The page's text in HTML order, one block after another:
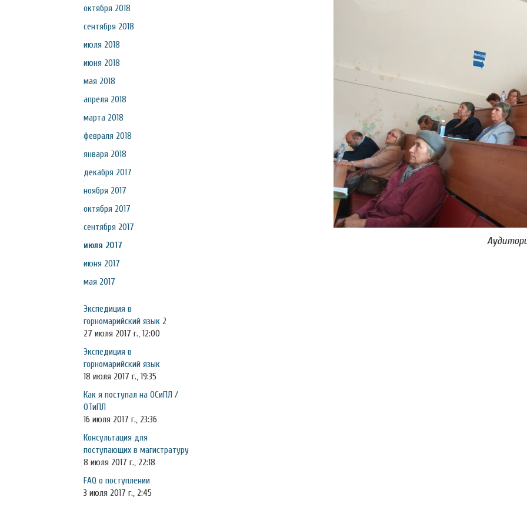
октября 2018
сентября 2018
июля 2018
июня 2018
мая 2018
апреля 2018
марта 2018
февраля 2018
января 2018
декабря 2017
ноября 2017
октября 2017
сентября 2017
июля 2017
июня 2017
мая 2017
Экспедиция в
горномарийский язык 2
27 июля 2017 г., 12:00
Экспедиция в
горномарийский язык
18 июля 2017 г., 19:35
Как я поступал на ОСиПЛ /
ОТиПЛ
16 июля 2017 г., 23:36
Консультация для
поступающих в магистратуру
8 июля 2017 г., 22:18
FAQ о поступлении
3 июля 2017 г., 2:45